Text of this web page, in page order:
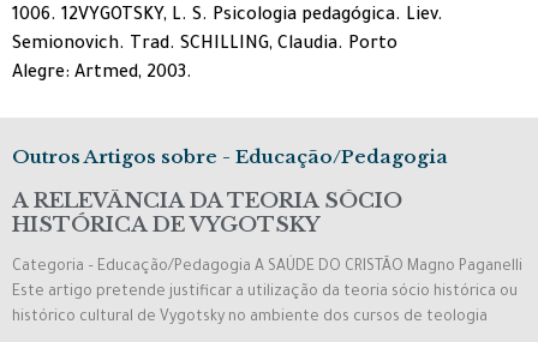
1006. 12VYGOTSKY, L. S. Psicologia pedagógica. Liev.
Semionovich. Trad. SCHILLING, Claudia. Porto
Alegre: Artmed, 2003.
Outros Artigos sobre - Educação/Pedagogia
A RELEVÂNCIA DA TEORIA SÓCIO
HISTÓRICA DE VYGOTSKY
Categoria – Educação/Pedagogia A SAÚDE DO CRISTÃO Magno Paganelli
Este artigo pretende justificar a utilização da teoria sócio histórica ou
histórico cultural de Vygotsky no ambiente dos cursos de teologia